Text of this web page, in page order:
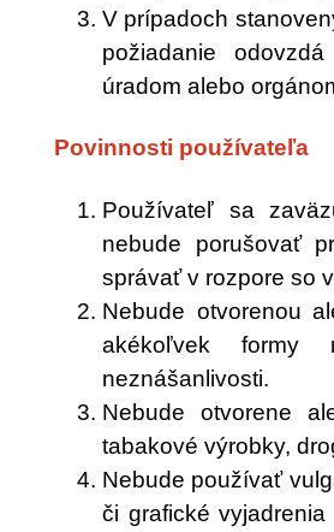
V prípadoch
požiadanie
úradom alebo
Povinnosti používateľa
Používateľ sa
nebude porušovať
správať v rozpore so
Nebude otvorenou
akékoľvek formy
neznášanlivosti.
Nebude otvorene
tabakové výrobky,
Nebude používať
či grafické